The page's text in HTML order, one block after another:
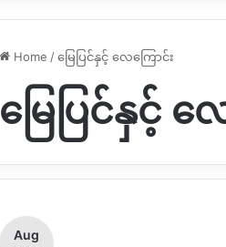
Home /မြေပြင်နှင့် လေကြောင်း
မြေပြင်နှင့် လ
Aug